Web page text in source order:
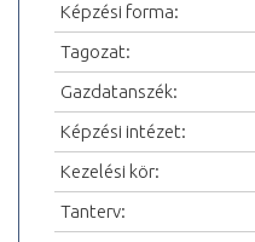
Képzési forma:
Tagozat:
Gazdatanszék:
Képzési intézet:
Kezelési kör:
Tanterv: